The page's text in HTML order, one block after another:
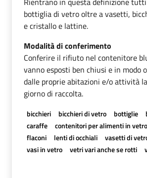
bottiglia di vetro oltre a vasetti,
e cristallo e lattine.
Modalità di conferimento
Conferire il rifiuto nel contenitore
vanno esposti ben chiusi e in modo
dalle proprie abitazioni e/o attività
giorno di raccolta.
bicchieri bicchieri di vetro bottiglie
caraffe
contenitori per alimenti in vetro
flaconi
lenti di occhiali vasetti di
vasi in vetro
vetri vari anche se rotti